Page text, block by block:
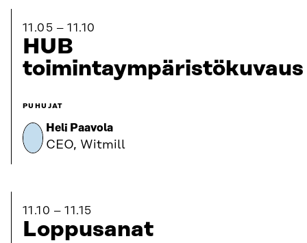
11.05 11.10
HUB
toimintaympäristökuvaus
PUHUJAT
Heli Paavola
CEO, Witmill
11.10 11.15
Loppusanat